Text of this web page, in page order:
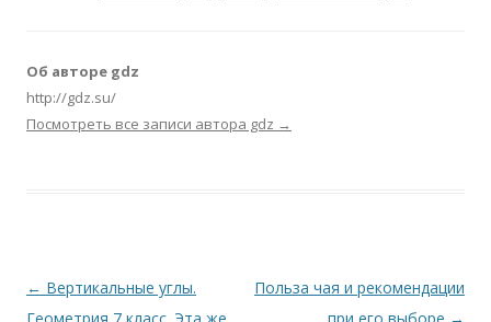
Об авторе gdz
http://gdz.su/
Посмотреть все записи автора gdz →
Навигация по записям
← Вертикальные углы.
Польза чая и рекомендации